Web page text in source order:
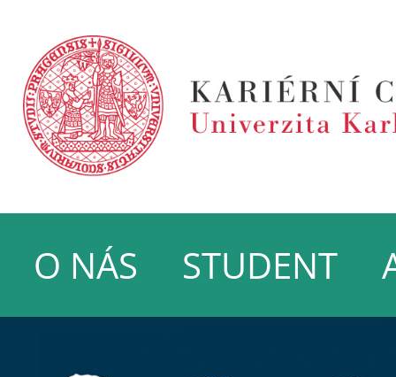
O NÁS STUDENT